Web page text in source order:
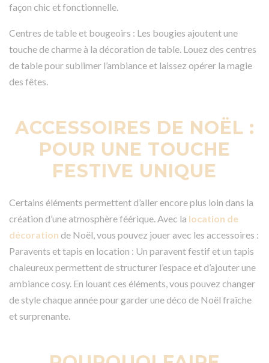
façon chic et fonctionnelle.
Centres de table et bougeoirs : Les bougies ajoutent une
touche de charme à la décoration de table. Louez des centres
de table pour sublimer l’ambiance et laissez opérer la magie
des fêtes.
ACCESSOIRES DE NOËL :
POUR UNE TOUCHE
FESTIVE UNIQUE
Certains éléments permettent d’aller encore plus loin dans la
création d’une atmosphère féérique. Avec la location de
décoration de Noël, vous pouvez jouer avec les accessoires :
Paravents et tapis en location : Un paravent festif et un tapis
chaleureux permettent de structurer l’espace et d’ajouter une
ambiance cosy. En louant ces éléments, vous pouvez changer
de style chaque année pour garder une déco de Noël fraîche
et surprenante.